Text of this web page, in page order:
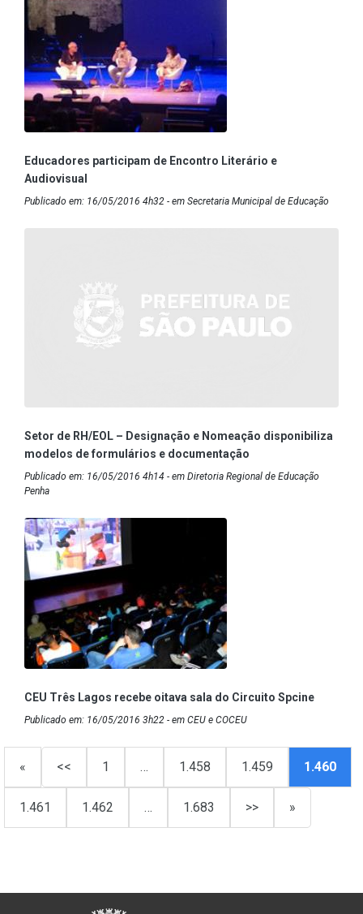
Educadores participam de Encontro Literário e
Audiovisual
Publicado em: 16/05/2016 4h32 - em Secretaria Municipal de Educação
Setor de RH/EOL – Designação e Nomeação disponibiliza
modelos de formulários e documentação
Publicado em: 16/05/2016 4h14 - em Diretoria Regional de Educação
Penha
CEU Três Lagos recebe oitava sala do Circuito Spcine
Publicado em: 16/05/2016 3h22 - em CEU e COCEU
« << 1 … 1.458 1.459 1.460
1.461 1.462 … 1.683 >> »